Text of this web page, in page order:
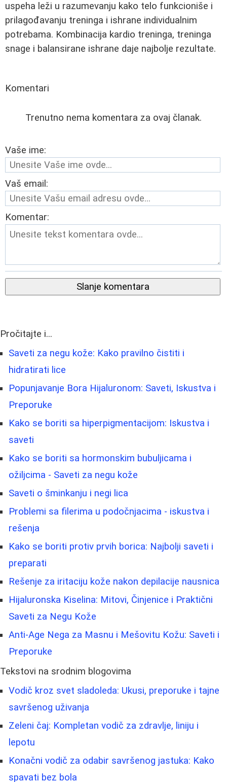
uspeha leži u razumevanju kako telo funkcioniše i
prilagođavanju treninga i ishrane individualnim
potrebama. Kombinacija kardio treninga, treninga
snage i balansirane ishrane daje najbolje rezultate.
Komentari
Trenutno nema komentara za ovaj članak.
Vaše ime:
Vaš email:
Komentar:
Slanje komentara
Pročitajte i...
Saveti za negu kože: Kako pravilno čistiti i
hidratirati lice
Popunjavanje Bora Hijaluronom: Saveti, Iskustva i
Preporuke
Kako se boriti sa hiperpigmentacijom: Iskustva i
saveti
Kako se boriti sa hormonskim bubuljicama i
ožiljcima - Saveti za negu kože
Saveti o šminkanju i negi lica
Problemi sa filerima u podočnjacima - iskustva i
rešenja
Kako se boriti protiv prvih borica: Najbolji saveti i
preparati
Rešenje za iritaciju kože nakon depilacije nausnica
Hijaluronska Kiselina: Mitovi, Činjenice i Praktični
Saveti za Negu Kože
Anti-Age Nega za Masnu i Mešovitu Kožu: Saveti i
Preporuke
Tekstovi na srodnim blogovima
Vodič kroz svet sladoleda: Ukusi, preporuke i tajne
savršenog uživanja
Zeleni čaj: Kompletan vodič za zdravlje, liniju i
lepotu
Konačni vodič za odabir savršenog jastuka: Kako
spavati bez bola